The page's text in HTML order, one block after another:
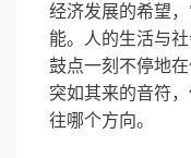
经济发展的希望
能。人的生活与
鼓点一刻不停地
突如其来的音符
往哪个方向。